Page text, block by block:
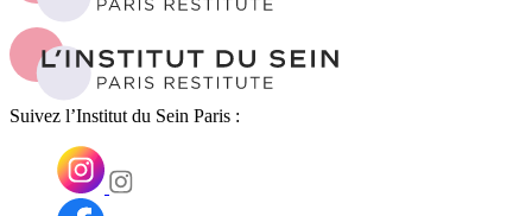
Suivez l’Institut du Sein Paris :